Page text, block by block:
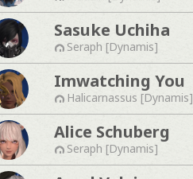
Sasuke Uchiha
Seraph [Dynamis]
Imwatching You
Halicarnassus [Dynamis]
Alice Schuberg
Seraph [Dynamis]